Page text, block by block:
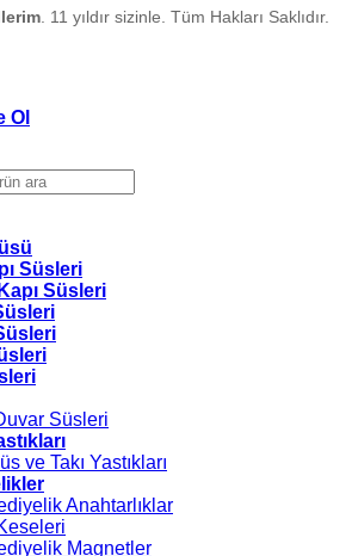
. 11 yıldır sizinle. Tüm Hakları Saklıdır.
Ol
Süsleri
Süsleri
Süsleri
ve Takı Yastıkları
Anahtarlıklar
Magnetler